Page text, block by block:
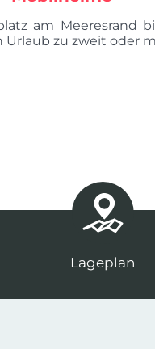
am Meeresrand
zu zweit oder
Lageplan